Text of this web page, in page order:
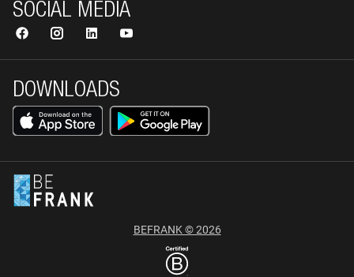
DOWNLOADS
SOCIAL MEDIA
BEFRANK © 2026